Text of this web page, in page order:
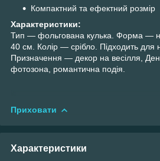
Компактний та ефектний розмір
Характеристики:
Тип — фольгована кулька. Форма —
40 см. Колір — срібло. Підходить для
Призначення — декор на весілля,
фотозона, романтична подія.
Приховати
Характеристики